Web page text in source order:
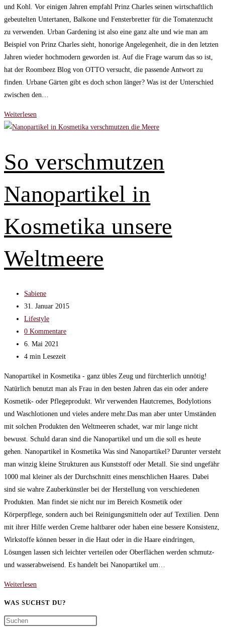
und Kohl. Vor einigen Jahren empfahl Prinz Charles seinen wirtschaftlich
gebeutelten Untertanen, Balkone und Fensterbretter für die Tomatenzucht
zu verwenden. Urban Gardening ist also eine ganz alte und wie man am
Beispiel von Prinz Charles sieht, honorige Angelegenheit, die in den letzten
Jahren wieder hochmodern geworden ist. Auf die Frage warum das so ist,
hat der Roombeez Blog von OTTO versucht, die passende Antwort zu
finden. Urbane Gärten gibt es doch schon länger? Was ist der Unterschied
zwischen den…
Weiterlesen
Gardening
Rückkehr
Gärten
in
Stadt
So verschmutzen
Nanopartikel in
Kosmetika unsere
Weltmeere
Beitrags-
Autor:
Sabiene
Beitrag
veröffentlicht:
31. Januar 2015
Beitrags-
Kategorie:
Lifestyle
Beitrags-
Kommentare:
0 Kommentare
Beitrag
zuletzt
6. Mai 2021
Lesedauer:
4 min Lesezeit
Nanopartikel in Kosmetika - ganz übles Zeug und fürchterlich unnötig!
Natürlich benutzt man als Frau in den besten Jahren das ein oder andere
Kosmetik- oder Pflegeprodukt. Wir verwenden Hautcremes, Bodylotions
und Waschlotionen und vieles andere mehr.Das man aber unter Umständen
mit solchen Produkten den Weltmeeren schadet, war mir lange nicht
bewusst. Schuld daran sind die Nanopartikel und um die soll es heute
gehen. Nanopartikel in Kosmetika Was sind Nanopartikel? Darunter versteht
man winzig kleine Strukturen aus Kunststoff oder Metall. Sie sind ungefähr
1000 mal kleiner als der Durchschnitt eines menschlichen Haares. Dabei
sind sie wahre Zauberkünstler bei der Herstellung von verschiedenen
Produkten. Man findet sie nicht nur im Bereich Kosmetik oder
Körperpflege, sondern auch bei Reinigungsmitteln oder auf Textilien. Denn
mit ihrer Hilfe werden Creme haltbarer oder haben eine bessere Konsistenz,
Wirkstoffe können besser in die Haut oder in die Haare eindringen,
Lösungen lassen sich leichter verteilen oder Oberflächen werden schmutz-
und wasserabweisend. Es handelt bei Nanopartikel um…
Weiterlesen
WAS SUCHST DU?